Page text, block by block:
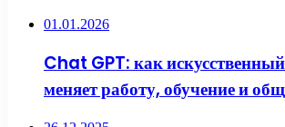
01.01.2026
Chat GPT: как
меняет работу, обучение и